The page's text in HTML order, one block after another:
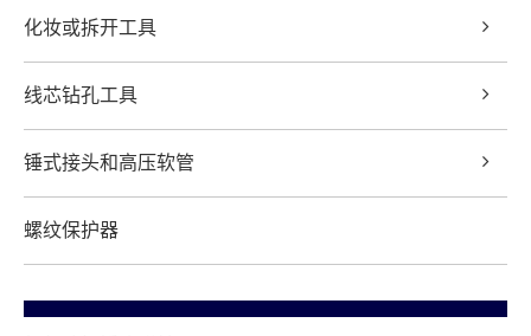
化妆或拆开工具
线芯钻孔工具
锤式接头和高压软管
螺纹保护器